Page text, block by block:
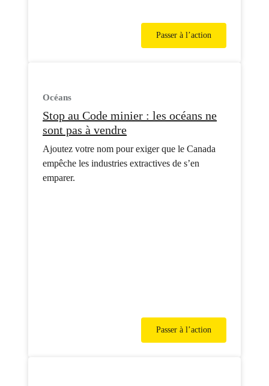
Passer à l’action
Océans
Stop au Code minier : les océans ne
sont pas à vendre
Ajoutez votre nom pour exiger que le Canada
empêche les industries extractives de s’en
emparer.
Passer à l’action